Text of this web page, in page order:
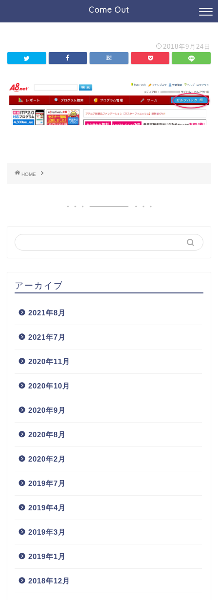
Come Out
2018年9月24日
HOME
アーカイブ
2021年8月
2021年7月
2020年11月
2020年10月
2020年9月
2020年8月
2020年2月
2019年7月
2019年4月
2019年3月
2019年1月
2018年12月